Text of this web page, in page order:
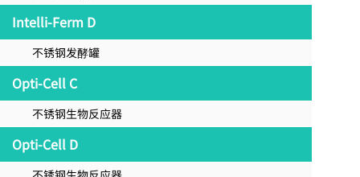
Intelli-Ferm D
不锈钢发酵罐
Opti-Cell C
不锈钢生物反应器
Opti-Cell D